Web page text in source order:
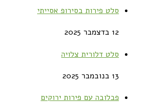
סלט פירות בסירופ אסייתי
12 בדצמבר 2025
סלט דלורית צלויה
13 בנובמבר 2025
פבלובה עם פירות ירוקים